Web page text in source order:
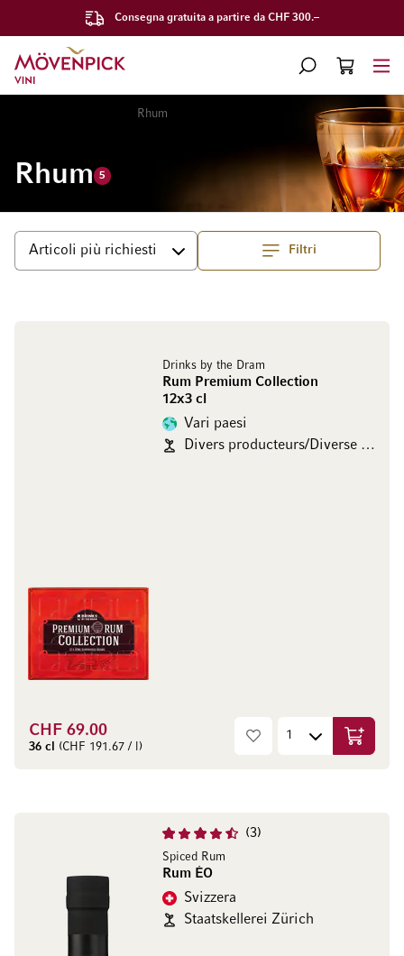
Consegna gratuita a partire da CHF 300.–
Vai alla Home Page
CERCA
CART
Rhum
Rhum 5
Filtri
Ordina per Superiore
Drinks by the Dram
Rum Premium Collection
12x3 cl
Vari paesi
Divers producteurs/Diverse Produzenten
CHF 69.00
36 cl (CHF 191.67 / l)
3
Spiced Rum
Rum ÉO
Svizzera
Staatskellerei Zürich